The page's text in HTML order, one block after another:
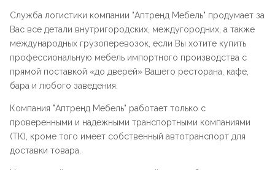
Служба логистики компании "Аптренд Мебель" продумает за
Вас все детали внутригородских, междугородних, а также
международных грузоперевозок, если Вы хотите купить
профессиональную мебель импортного производства с
прямой поставкой «до дверей» Вашего ресторана, кафе,
бара и любого заведения.
Компания "Аптренд Мебель" работает только с
проверенными и надежными транспортными компаниями
(ТК), кроме того имеет собственный автотранспорт для
доставки товара.